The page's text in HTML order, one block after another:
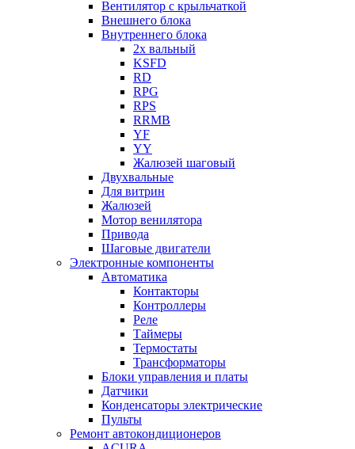
Вентилятор с крыльчаткой
Внешнего блока
Внутреннего блока
2х вальный
KSFD
RD
RPG
RPS
RRMB
YF
YY
Жалюзей шаговый
Двухвальные
Для витрин
Жалюзей
Мотор венилятора
Привода
Шаговые двигатели
Электронные компоненты
Автоматика
Контакторы
Контроллеры
Реле
Таймеры
Термостаты
Трансформаторы
Блоки управления и платы
Датчики
Конденсаторы электрические
Пульты
Ремонт автокондиционеров